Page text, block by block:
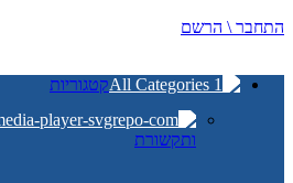
התחבר \ הרשם
קטגוריות
ותקשורת